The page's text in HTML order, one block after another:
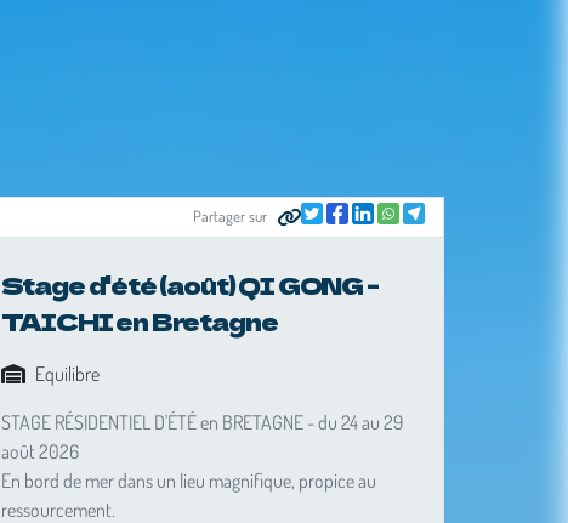
Partager sur
Stage d'été (août) QI GONG -
TAICHI en Bretagne
Equilibre
STAGE RÉSIDENTIEL D'ÉTÉ en BRETAGNE - du 24 au 29
août 2026
En bord de mer dans un lieu magnifique, propice au
ressourcement.